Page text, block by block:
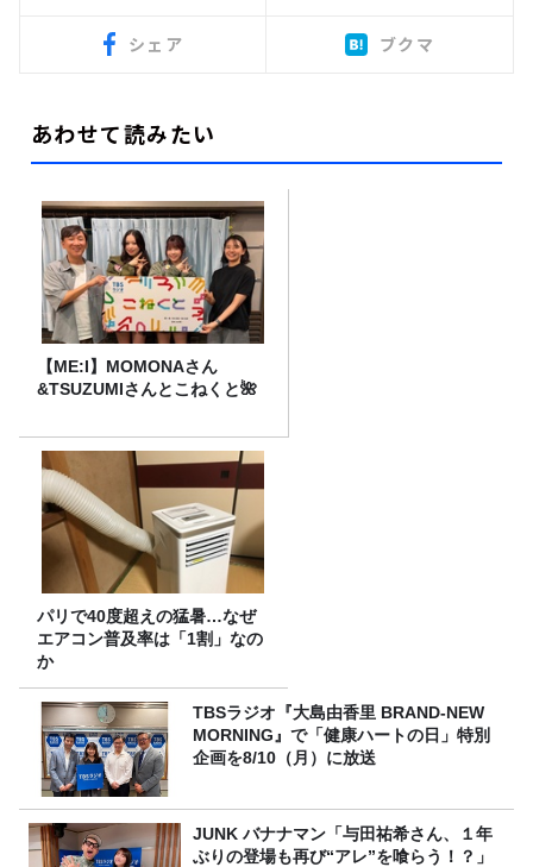
シェア ブクマ
あわせて読みたい
【ME:I】MOMONAさん
&TSUZUMIさんとこねくと🌺
パリで40度超えの猛暑…なぜ
エアコン普及率は「1割」なの
か
TBSラジオ『大島由香里 BRAND-NEW
MORNING』で「健康ハートの日」特別
企画を8/10（月）に放送
JUNK バナナマン「与田祐希さん、１年
ぶりの登場も再び“アレ”を喰らう！？」